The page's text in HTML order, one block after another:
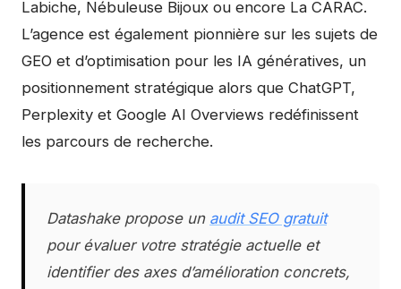
Labiche, Nébuleuse Bijoux ou encore La CARAC.
L’agence est également pionnière sur les sujets de
GEO et d’optimisation pour les IA génératives, un
positionnement stratégique alors que ChatGPT,
Perplexity et Google AI Overviews redéfinissent
les parcours de recherche.
Datashake propose un audit SEO gratuit
pour évaluer votre stratégie actuelle et
identifier des axes d’amélioration concrets,